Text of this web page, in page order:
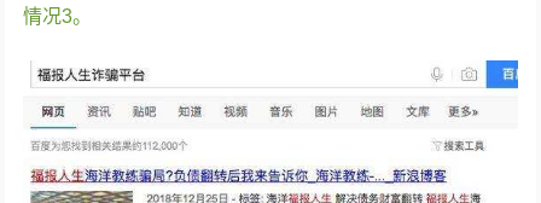
情况3。